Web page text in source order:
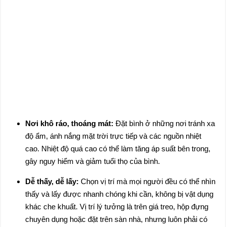
Nơi khô ráo, thoáng mát: Đặt bình ở những nơi tránh xa
độ ẩm, ánh nắng mặt trời trực tiếp và các nguồn nhiệt
cao. Nhiệt độ quá cao có thể làm tăng áp suất bên trong,
gây nguy hiểm và giảm tuổi thọ của bình.
Dễ thấy, dễ lấy: Chọn vị trí mà mọi người đều có thể nhìn
thấy và lấy được nhanh chóng khi cần, không bị vật dụng
khác che khuất. Vị trí lý tưởng là trên giá treo, hộp đựng
chuyên dụng hoặc đặt trên sàn nhà, nhưng luôn phải có